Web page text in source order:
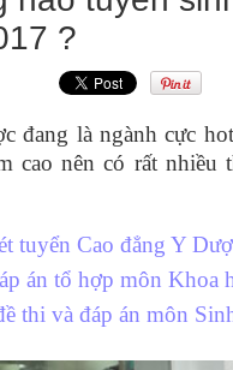
?
đang là ngành cực
cao nên có rất
tuyển Cao đẳng Y
án tổ hợp môn Khoa
thi và đáp án môn